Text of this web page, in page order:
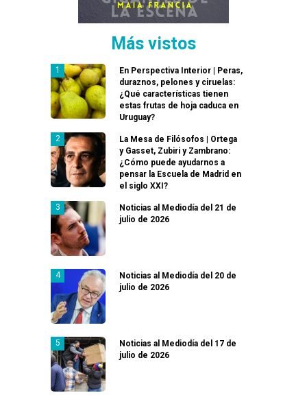
Más vistos
En Perspectiva Interior | Peras,
duraznos, pelones y ciruelas:
¿Qué características tienen
estas frutas de hoja caduca en
Uruguay?
La Mesa de Filósofos | Ortega
y Gasset, Zubiri y Zambrano:
¿Cómo puede ayudarnos a
pensar la Escuela de Madrid en
el siglo XXI?
Noticias al Mediodía del 21 de
julio de 2026
Noticias al Mediodía del 20 de
julio de 2026
Noticias al Mediodía del 17 de
julio de 2026